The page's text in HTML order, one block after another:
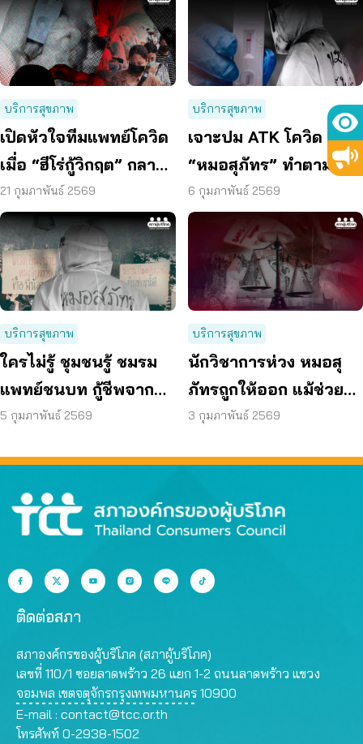
บริการสุขภาพ
เปิดหัวใจทีมแพทย์โควิด
เมื่อ “ฮีโร่กู้วิกฤต” กลาย
เป็น “จำเลย” ในระบบ
ระเบียบ
21 กุมภาพันธ์ 2569
บริการสุขภาพ
เจาะปม ATK โควิด ย้ำ
“หมอสุภัทร” ทำตาม
กฎหมายกู้ชีวิต
6 กุมภาพันธ์ 2569
บริการสุขภาพ
ใครไม่รู้ ชุมชนรู้ ชมรม
แพทย์ชนบท กู้ชีพจาก
วิกฤติโควิดจริง
5 กุมภาพันธ์ 2569
บริการสุขภาพ
นักวิชาการห่วง หมอสุ
ภัทรถูกให้ออก แม้ช่วย
คนในช่วงวิกฤต
3 กุมภาพันธ์ 2569
ติดต่อสภา
สภาองค์กรของผู้บริโภค (สภาผู้บริโภค)
เลขที่ 110/1 ซอยลาดพร้าว 26 แยก 1-2 ถนนลาดพร้าว แขวง
จอมพล เขตจตุจักรกรุงเทพมหานคร 10900
E-mail : contact@tcc.or.th
โทรศัพท์ 0-2938-1502